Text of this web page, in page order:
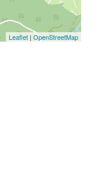
Leaflet| OpenStreetMap